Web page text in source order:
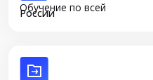
Обучение по всей
России